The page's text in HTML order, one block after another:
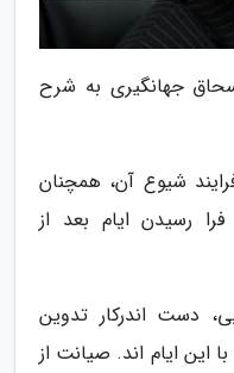
جهانگیری به شرح
شیوع آن، همچنان
رسیدن ایام بعد از
دست اندرکار تدوین
این ایام اند. صیانت از